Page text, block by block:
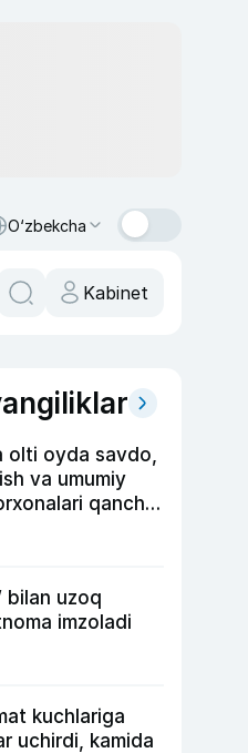
O‘zbekcha
Kabinet
olti oyda savdo,
va umumiy
qancha
bilan uzoq
imzoladi
kuchlariga
uchirdi, kamida